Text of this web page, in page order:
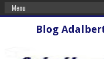
Blog